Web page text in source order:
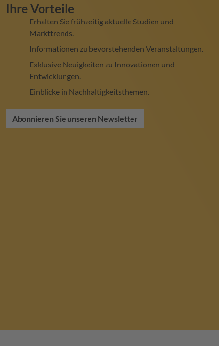
Ihre Vorteile
Erhalten Sie frühzeitig aktuelle Studien und
Markttrends.
Informationen zu bevorstehenden Veranstaltungen.
Exklusive Neuigkeiten zu Innovationen und
Entwicklungen.
Einblicke in Nachhaltigkeitsthemen.
Abonnieren Sie unseren Newsletter